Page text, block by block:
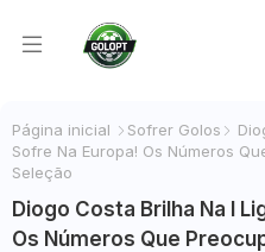
Página inicial Sofrer Golos
Sofre Na Europa! Os Números
Seleção
Diogo Costa Brilha Na I
Os Números Que